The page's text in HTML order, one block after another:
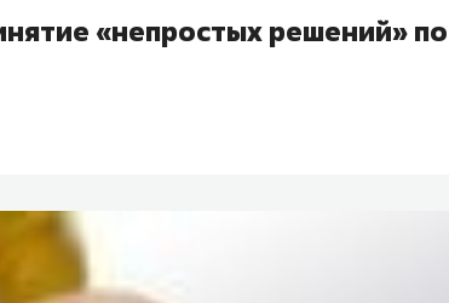
«непростых решений» по